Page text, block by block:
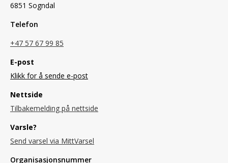
6851 Sogndal
Telefon
+47 57 67 99 85
E-post
Klikk for å sende e-post
Nettside
Tilbakemelding på nettside
Varsle?
Send varsel via MittVarsel
Organisasjonsnummer